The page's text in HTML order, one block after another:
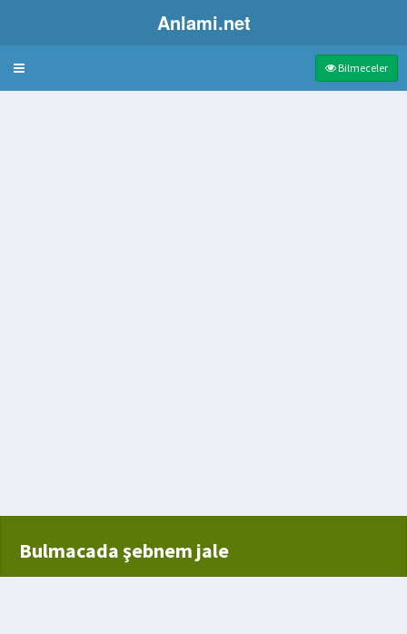
Anlami.net
Bulmaca Bilmeceler
Bulmacada şebnem jale